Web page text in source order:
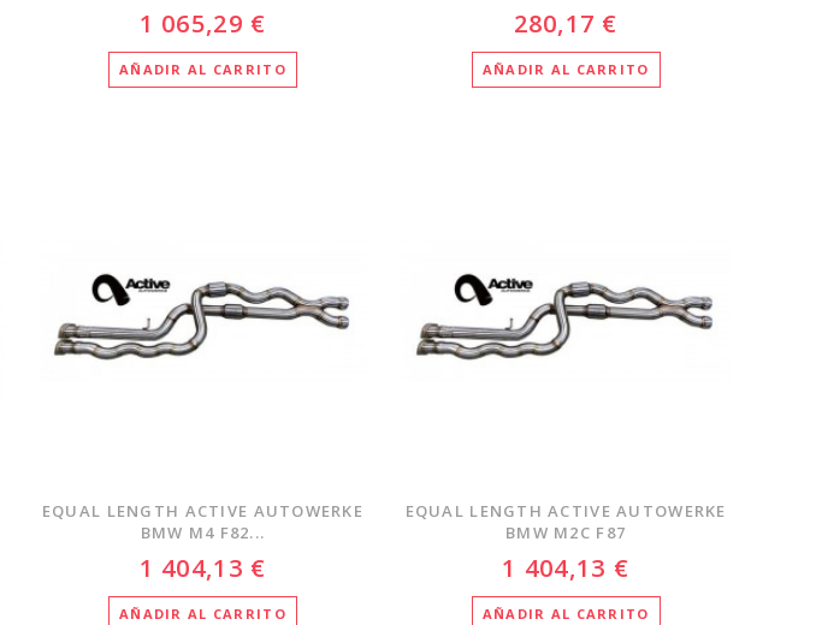
1 065,29 €
AÑADIR AL CARRITO
280,17 €
AÑADIR AL CARRITO
EQUAL LENGTH ACTIVE AUTOWERKE
BMW M4 F82...
1 404,13 €
AÑADIR AL CARRITO
EQUAL LENGTH ACTIVE AUTOWERKE
BMW M2C F87
1 404,13 €
AÑADIR AL CARRITO